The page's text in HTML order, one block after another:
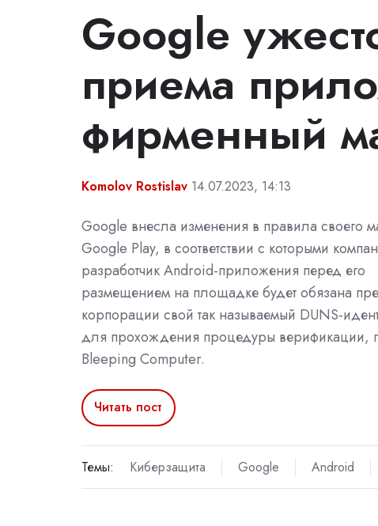
Google
приема
фирменный
Komolov Rostislav 14.07.2023, 14:13
Google внесла изменения в правила своего
Google Play, в соответствии с которыми
разработчик Android-приложения перед его
размещением на площадке будет обязана
корпорации свой так называемый DUNS-
для прохождения процедуры верификации,
Bleeping Computer.
Читать пост
Темы: Киберзащита Google Android